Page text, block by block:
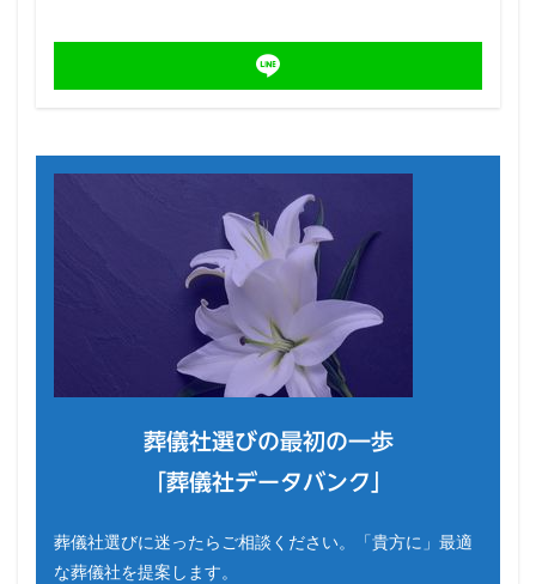
葬儀社選びの最初の一歩
「葬儀社データバンク」
葬儀社選びに迷ったらご相談ください。「貴方に」最適
な葬儀社を提案します。